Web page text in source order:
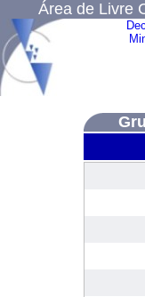
Área de Livre